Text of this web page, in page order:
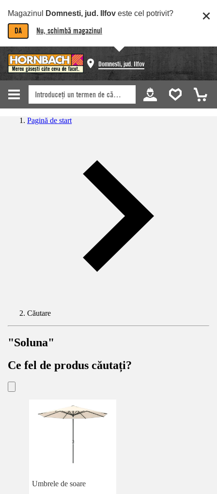
Magazinul Domnesti, jud. Ilfov este cel potrivit?
DA Nu, schimbă magazinul
Domnesti, jud. Ilfov
Pagină de start
Căutare
"Soluna"
Ce fel de produs căutați?
Umbrele de soare